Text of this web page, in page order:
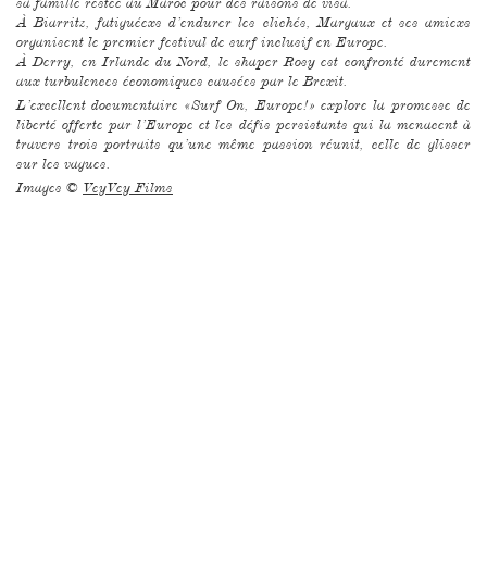
À Biarritz, fatiguéexs d’endurer les clichés, Margaux et ses amiexs
organisent le premier festival de surf inclusif en Europe.
À Derry, en Irlande du Nord, le shaper Rosy est confronté durement
aux turbulences économiques causées par le Brexit.
L’excellent documentaire «Surf On, Europe!» explore la promesse de
liberté offerte par l’Europe et les défis persistants qui la menacent à
travers trois portraits qu’une même passion réunit, celle de glisser
sur les vagues.
Images © VeyVey Films